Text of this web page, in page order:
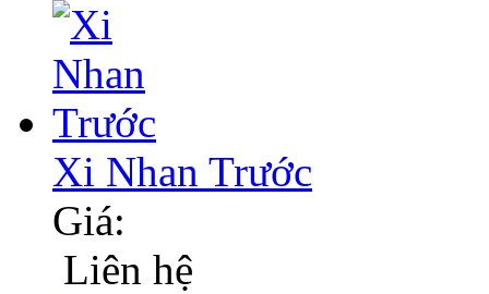
Xi Nhan Trước
Giá:
Liên hệ